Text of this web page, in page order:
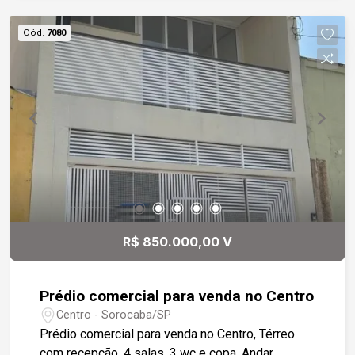
quartos, garantindo aconchego Porcelanato na
sala, trazendo elegância e fácil manutenção 2
vagas de garagem cobertas Ambientes bem
distribuídos, iluminados e prontos para morar!
Condomínio Clube Completo Viva com qualidade
de vida e segurança em um condomínio que
oferece: Piscina adulto e infantil Salão de festas
Academia equipada Salão de jogos
Brinquedoteca Espaço mulher Espaço pet
Portaria e segurança para toda a família Ideal
para quem deseja morar bem ou investir em uma
excelente oportunidade. Disponível para venda
Cód. 7080
R$ 850.000,00 V
Prédio comercial para venda no Centro
Centro - Sorocaba/SP
Prédio comercial para venda no Centro, Térreo